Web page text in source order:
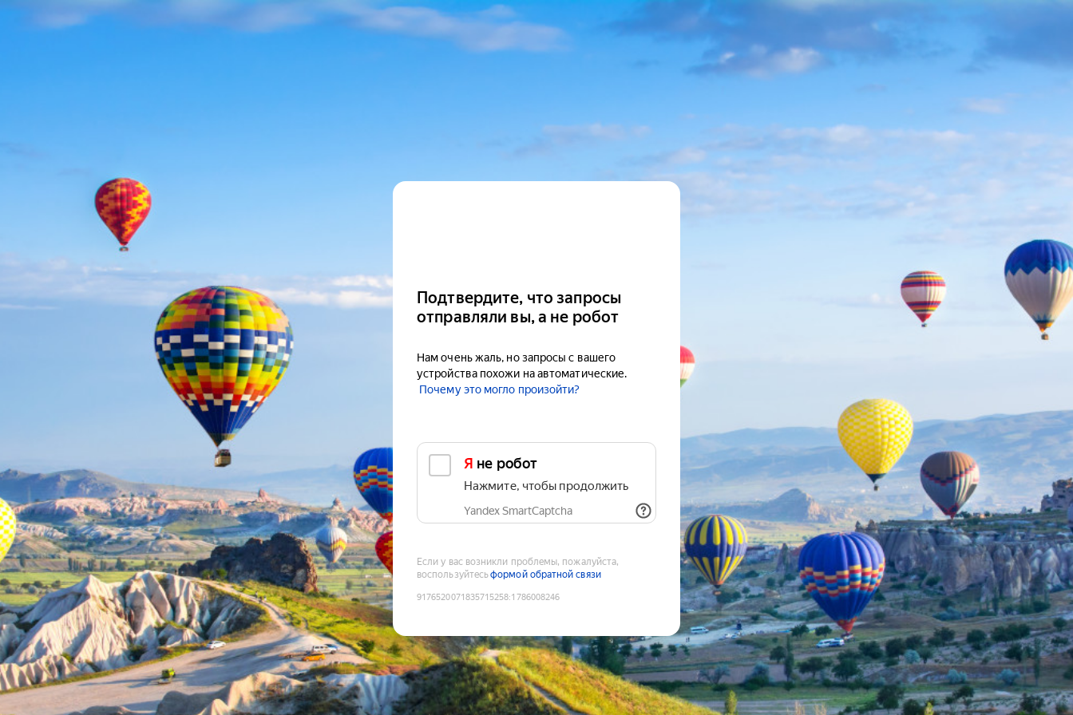
Подтвердите, что запросы
отправляли вы, а не робот
Нам очень жаль, но запросы с вашего
устройства похожи на автоматические.
Почему это могло произойти?
Я не робот
Нажмите, чтобы продолжить
Yandex SmartCaptcha
Если у вас возникли проблемы, пожалуйста,
воспользуйтесьформой обратной связи
9176520071835715258:1786008246